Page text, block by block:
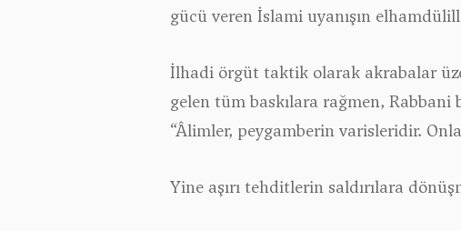
gücü veren İslami uyanışın
İlhadi örgüt taktik olarak akrabalar
gelen tüm baskılara rağmen,
“Âlimler, peygamberin varisleridir.
Yine aşırı tehditlerin saldırılara